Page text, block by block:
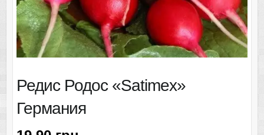
Редис Родос «Satimex»
Германия